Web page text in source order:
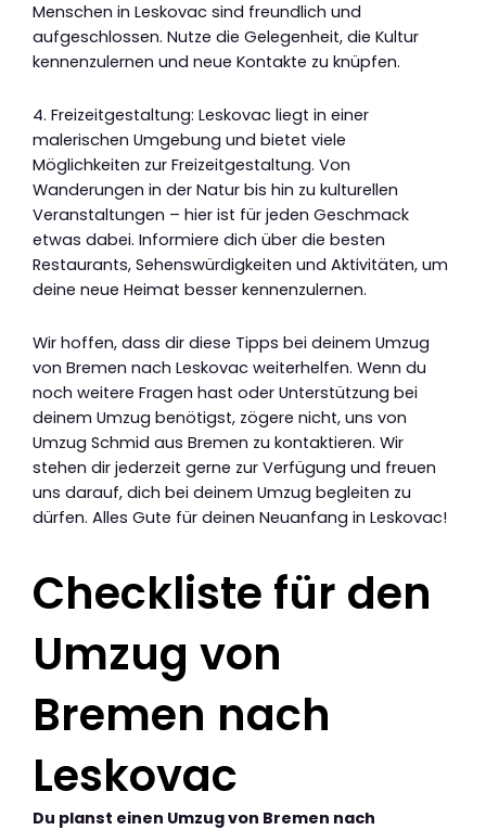
Menschen in Leskovac sind freundlich und
aufgeschlossen. Nutze die Gelegenheit, die Kultur
kennenzulernen und neue Kontakte zu knüpfen.
4. Freizeitgestaltung: Leskovac liegt in einer
malerischen Umgebung und bietet viele
Möglichkeiten zur Freizeitgestaltung. Von
Wanderungen in der Natur bis hin zu kulturellen
Veranstaltungen – hier ist für jeden Geschmack
etwas dabei. Informiere dich über die besten
Restaurants, Sehenswürdigkeiten und Aktivitäten, um
deine neue Heimat besser kennenzulernen.
Wir hoffen, dass dir diese Tipps bei deinem Umzug
von Bremen nach Leskovac weiterhelfen. Wenn du
noch weitere Fragen hast oder Unterstützung bei
deinem Umzug benötigst, zögere nicht, uns von
Umzug Schmid aus Bremen zu kontaktieren. Wir
stehen dir jederzeit gerne zur Verfügung und freuen
uns darauf, dich bei deinem Umzug begleiten zu
dürfen. Alles Gute für deinen Neuanfang in Leskovac!
Checkliste für den
Umzug von
Bremen nach
Leskovac
Du planst einen Umzug von Bremen nach